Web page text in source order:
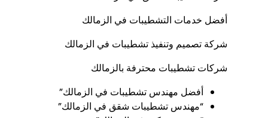
أفضل خدمات التشطيبات في الزمالك
شركة تصميم وتنفيذ تشطيبات في الزمالك
شركات تشطيبات محترفة بالزمالك
أفضل مهندس تشطيبات في الزمالك”
“مهندس تشطيبات شقق في الزمالك”